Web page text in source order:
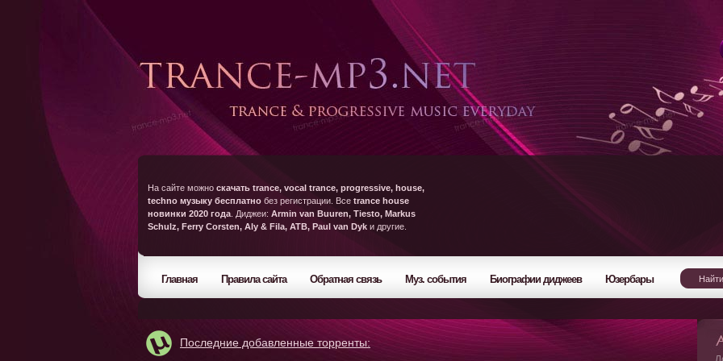
На сайте можно скачать trance, vocal trance, progressive, house,
techno музыку бесплатно без регистрации. Все trance house
новинки 2020 года . Диджеи: Armin van Buuren, Tiesto, Markus
Schulz, Ferry Corsten, Aly & Fila, ATB, Paul van Dyk и другие.
Главная Правила сайта Обратная связь Муз. события Биографии диджеев Юзербары
Последние добавленные торренты: